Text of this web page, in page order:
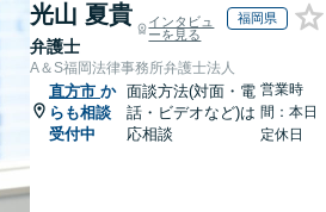
光山 夏貴
弁護士
インタビュ
ーを見る
福岡県
A＆S福岡法律事務所弁護士法人
直方市 か
らも相談
受付中
面談方法(対面・電
話・ビデオなど)は
応相談
営業時
間：本日
定休日